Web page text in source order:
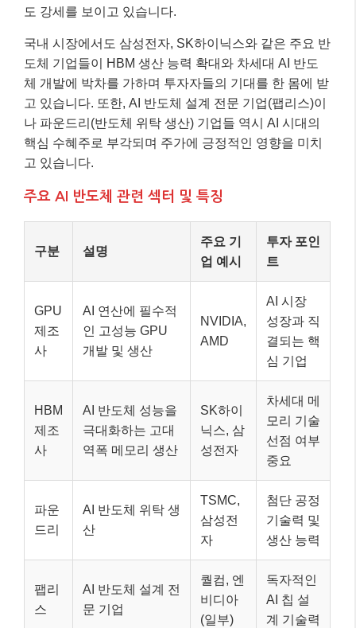
도 강세를 보이고 있습니다.
국내 시장에서도 삼성전자, SK하이닉스와 같은 주요 반
도체 기업들이 HBM 생산 능력 확대와 차세대 AI 반도
체 개발에 박차를 가하며 투자자들의 기대를 한 몸에 받
고 있습니다. 또한, AI 반도체 설계 전문 기업(팹리스)이
나 파운드리(반도체 위탁 생산) 기업들 역시 AI 시대의
핵심 수혜주로 부각되며 주가에 긍정적인 영향을 미치
고 있습니다.
주요 AI 반도체 관련 섹터 및 특징
구분 설명
주요 기
업 예시
투자 포인
트
GPU
제조
사
AI 연산에 필수적
인 고성능 GPU
개발 및 생산
NVIDIA,
AMD
AI 시장
성장과 직
결되는 핵
심 기업
HBM
제조
사
AI 반도체 성능을
극대화하는 고대
역폭 메모리 생산
SK하이
닉스, 삼
성전자
차세대 메
모리 기술
선점 여부
중요
파운
드리
AI 반도체 위탁 생
산
TSMC,
삼성전
자
첨단 공정
기술력 및
생산 능력
팹리
스
AI 반도체 설계 전
문 기업
퀄컴, 엔
비디아
(일부)
독자적인
AI 칩 설
계 기술력